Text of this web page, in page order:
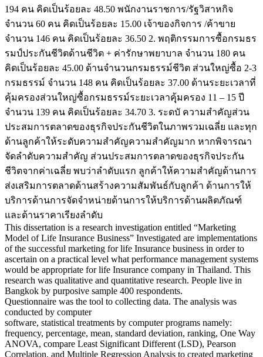
194 คน คิดเป็นร้อยละ 48.50 พนักงานราชการ/รัฐวิสาหกิจ
จำนวน 60 คน คิดเป็นร้อยละ 15.00 เจ้าของกิจการ /ค้าขาย
จำนวน 146 คน คิดเป็นร้อยละ 36.50 2. พฤติกรรมการซื้อกรมธร
รมป์ประกันชีวิตด้านชีวิต + ค่ารักษาพยาบาล จำนวน 180 คน
คิดเป็นร้อยละ 45.00 ด้านจำนวนกรมธรรม์ชีวิต ส่วนใหญ่ซื้อ 2-3
กรมธรรม์ จำนวน 148 คน คิดเป็นร้อยละ 37.00 ด้านระยะเวลาที่
คุ้มครองส่วนใหญ่ซื้อกรมธรรม์ระยะเวลาคุุ้มครอง 11 – 15 ปี
จำนวน 139 คน คิดเป็นร้อยละ 34.70 3. ระดบั ความสำคัญส่วน
ประสมการตลาดของธุรกิจประกันชีวิตในภาพรวมเฉลี่ย และทุก
ด้านลูกค้าให้ระดับความสำคัญความสำคัญมาก หากพิจารณา
จัดลำดับความสำคัญ ส่วนประสมการตลาดของธุรกิจประกัน
ชีวิตจากค่าเฉลี่ย พบว่าลำดับแรก ลูกค้าให้ความสำคัญด้านการ
ส่งเสริมการตลาดด้านสร้างความสัมพันธ์กับลูกค้า ด้านการให้
บริการด้านการจัดจำหน่ายด้านการให้บริการด้านผลิตภัณฑ์
และด้านราคาเรียงลำดับ
This dissertation is a research investigation entitled “Marketing
Model of Life Insurance Business” Investigated are implementations
of the successful marketing for life Insurance business in order to
ascertain on a practical level what performance management systems
would be appropriate for life Insurance company in Thailand. This
research was qualitative and quantitative research. People live in
Bangkok by purposive sample 400 respondents.
Questionnaire was the tool to collecting data. The analysis was
conducted by computer
software, statistical treatments by computer programs namely:
frequency, percentage, mean, standard deviation, ranking, One Way
ANOVA, compare Least Significant Different (LSD), Pearson
Correlation, and Multiple Regression Analysis to created marketing